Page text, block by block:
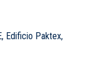
Edificio Paktex,